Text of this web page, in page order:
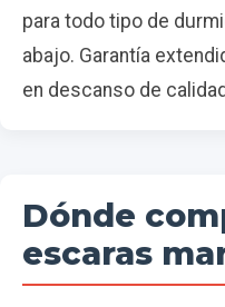
para todo tipo de
abajo. Garantía
en descanso de
Dónde
escaras